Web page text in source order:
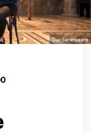
Duo Serenissima